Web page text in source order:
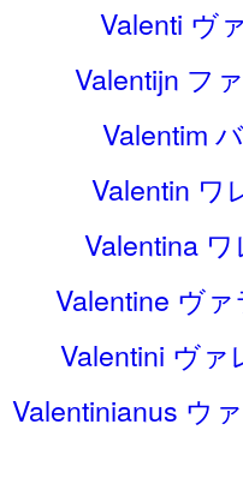
Valenti ヴ
Valentijn フ
Valentim
Valentin ワ
Valentina
Valentine ヴ
Valentini ヴァ
Valentinianus ウ